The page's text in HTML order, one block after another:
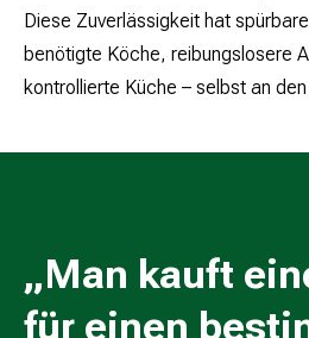
Diese Zuverlässigkeit hat
benötigte Köche, reibungslosere
kontrollierte Küche – selbst an
„Man kauft
für einen